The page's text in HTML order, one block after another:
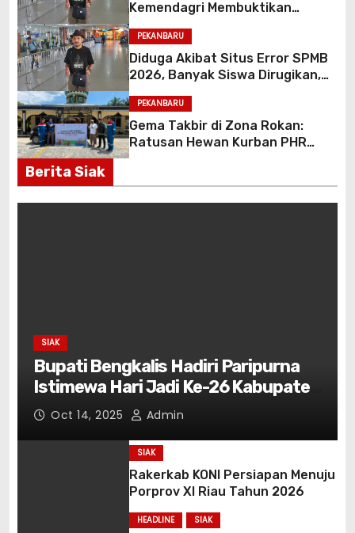
Kemendagri Membuktikan
PAD Riau, Justru Menghemat
APBD Rp45 Miliar
PEKANBARU
Diduga Akibat Situs Error SPMB
2026, Banyak Siswa Dirugikan,
Harus Bertanggung Jawab
PEKANBARU
Gema Takbir di Zona Rokan:
Ratusan Hewan Kurban PHR
Berita Siak
SIAK
Bupati Bengkalis Hadiri Paripurna
Istimewa Hari Jadi Ke-26 Kabupaten
Pelalawan
Oct 14, 2025 Admin
SIAK
Rakerkab KONI Persiapan Menuju
Porprov XI Riau Tahun 2026
HEADLINE SIAK